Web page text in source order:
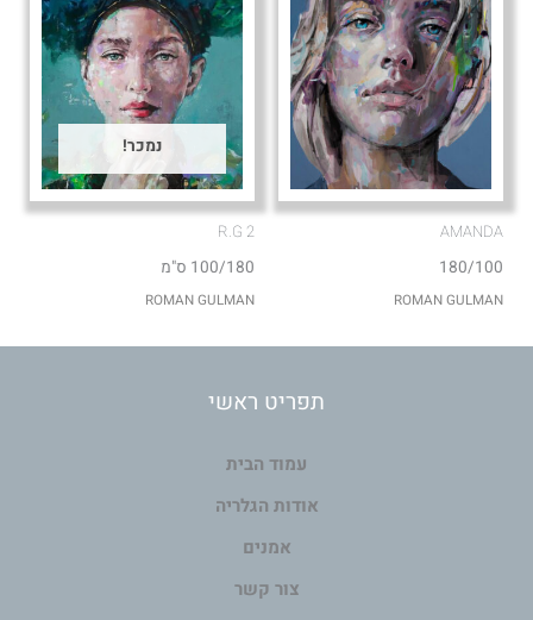
AMANDA
180/100
ROMAN GULMAN
נמכר!
R.G 2
100/180 ס"מ
ROMAN GULMAN
תפריט ראשי
עמוד הבית
אודות הגלריה
אמנים
צור קשר